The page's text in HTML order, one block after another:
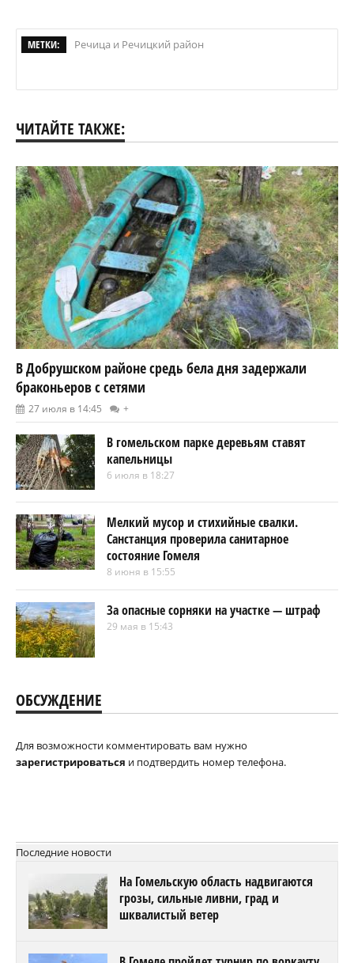
МЕТКИ: Речица и Речицкий район
ЧИТАЙТЕ ТАКЖЕ:
В Добрушском районе средь бела дня задержали
браконьеров с сетями
27 июля в 14:45 +
В гомельском парке деревьям ставят
капельницы
6 июля в 18:27
Мелкий мусор и стихийные свалки.
Санстанция проверила санитарное
состояние Гомеля
8 июня в 15:55
За опасные сорняки на участке — штраф
29 мая в 15:43
ОБСУЖДЕНИЕ
Для возможности комментировать вам нужно
зарегистрироваться и подтвердить номер телефона.
Последние новости
На Гомельскую область надвигаются
грозы, сильные ливни, град и
шквалистый ветер